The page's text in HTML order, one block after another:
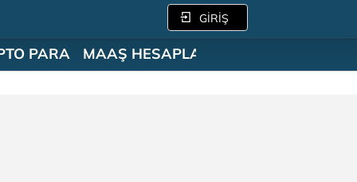
GİRİŞ
PARA MAAŞ HESAPLAMA